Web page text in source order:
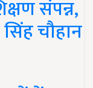
संपन्न,
चौहान